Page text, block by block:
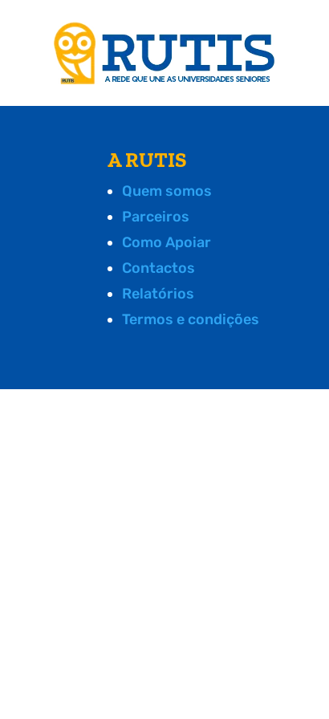
A RUTIS
Quem somos
Parceiros
Como Apoiar
Contactos
Relatórios
Termos e condições